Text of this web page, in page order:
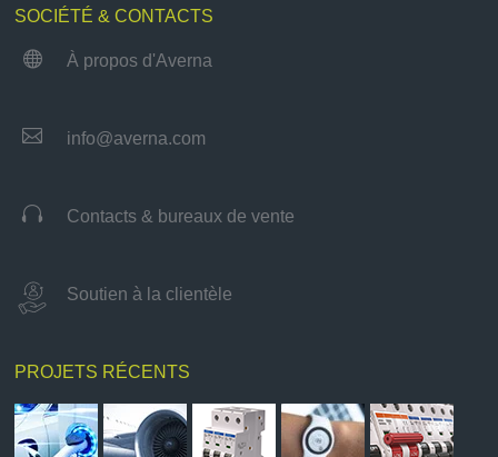
SOCIÉTÉ & CONTACTS
 À propos d'Averna
 info@averna.com
 Contacts & bureaux de vente
Soutien à la clientèle
PROJETS RÉCENTS